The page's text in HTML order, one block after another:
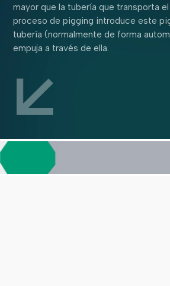
mayor que la tubería que transporta
proceso de pigging introduce este
tubería (normalmente de forma
empuja a través de ella.